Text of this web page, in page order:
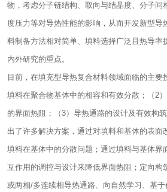
物，考虑分子链结构、取向与结晶度、分子间
度压力等对导热性能的影响，从而开发新型导
料制备方法相对简单、填料选择广泛且热导率
内外研究的重点。
目前，在填充型导热复合材料领域面临的主要
填料在聚合物基体中的相容和有效分散；（2
的界面热阻；（3）导热通路的设计及有效构
出了许多解决方案，通过对填料和基体的表面
填料在基体中的分散问题；通过填料与基体界
互作用的调控与设计来降低界面热阻；定向构
或两相/多连续相导热通路、向自然学习、基